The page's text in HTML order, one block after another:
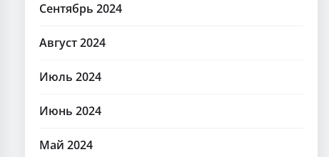
Сентябрь 2024
Август 2024
Июль 2024
Июнь 2024
Май 2024